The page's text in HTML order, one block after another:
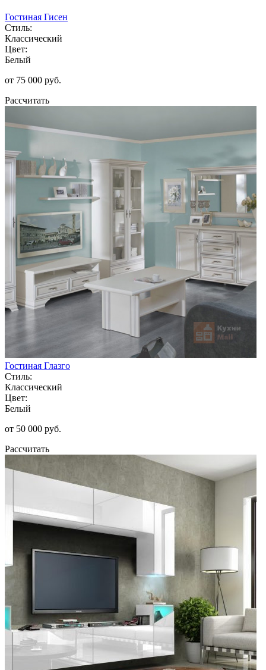
Гостиная Гисен
Стиль:
Классический
Цвет:
Белый
от 75 000 руб.
Рассчитать
Гостиная Глазго
Стиль:
Классический
Цвет:
Белый
от 50 000 руб.
Рассчитать